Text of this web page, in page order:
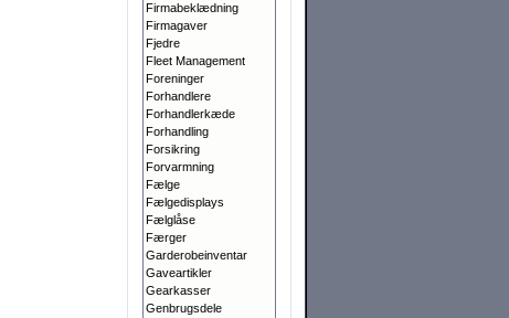
Firmabeklædning
Firmagaver
Fjedre
Fleet Management
Foreninger
Forhandlere
Forhandlerkæde
Forhandling
Forsikring
Forvarmning
Fælge
Fælgedisplays
Fælglåse
Færger
Garderobeinventar
Gaveartikler
Gearkasser
Genbrugsdele